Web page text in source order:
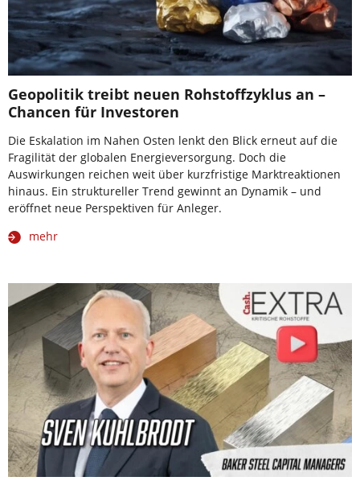
Geopolitik treibt neuen Rohstoffzyklus an –
Chancen für Investoren
Die Eskalation im Nahen Osten lenkt den Blick erneut auf die
Fragilität der globalen Energieversorgung. Doch die
Auswirkungen reichen weit über kurzfristige Marktreaktionen
hinaus. Ein struktureller Trend gewinnt an Dynamik – und
eröffnet neue Perspektiven für Anleger.
mehr